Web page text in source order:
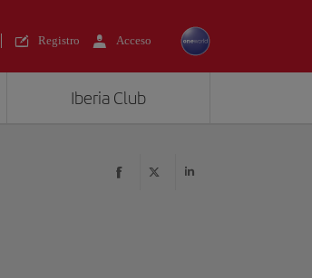
Registro Acceso
Iberia Club